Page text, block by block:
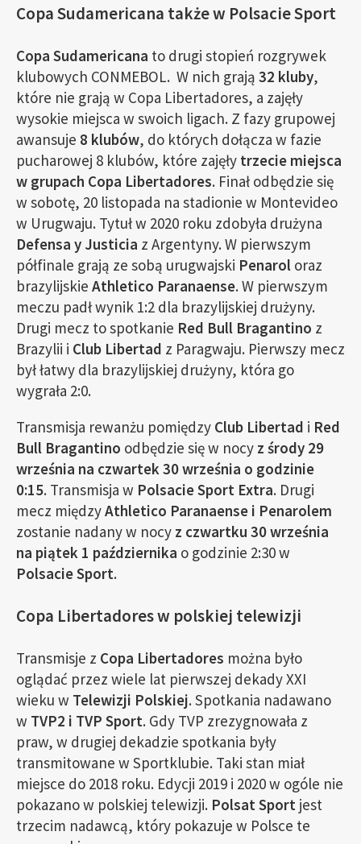
Copa Sudamericana także w Polsacie Sport
Copa Sudamericana to drugi stopień rozgrywek
klubowych CONMEBOL. W nich grają 32 kluby,
które nie grają w Copa Libertadores, a zajęły
wysokie miejsca w swoich ligach. Z fazy grupowej
awansuje 8 klubów, do których dołącza w fazie
pucharowej 8 klubów, które zajęły trzecie miejsca
w grupach Copa Libertadores. Finał odbędzie się
w sobotę, 20 listopada na stadionie w Montevideo
w Urugwaju. Tytuł w 2020 roku zdobyła drużyna
Defensa y Justicia z Argentyny. W pierwszym
półfinale grają ze sobą urugwajski Penarol oraz
brazylijskie Athletico Paranaense. W pierwszym
meczu padł wynik 1:2 dla brazylijskiej drużyny.
Drugi mecz to spotkanie Red Bull Bragantino z
Brazylii i Club Libertad z Paragwaju. Pierwszy mecz
był łatwy dla brazylijskiej drużyny, która go
wygrała 2:0.
Transmisja rewanżu pomiędzy Club Libertad i Red
Bull Bragantino odbędzie się w nocy z środy 29
września na czwartek 30 września o godzinie
0:15. Transmisja w Polsacie Sport Extra. Drugi
mecz międzyAthletico Paranaense i Penarolem
zostanie nadany w nocy z czwartku 30 września
na piątek 1 października o godzinie 2:30 w
Polsacie Sport.
Copa Libertadores w polskiej telewizji
Transmisje z Copa Libertadores można było
oglądać przez wiele lat pierwszej dekady XXI
wieku w Telewizji Polskiej. Spotkania nadawano
w TVP2 i TVP Sport. Gdy TVP zrezygnowała z
praw, w drugiej dekadzie spotkania były
transmitowane w Sportklubie. Taki stan miał
miejsce do 2018 roku. Edycji 2019 i 2020 w ogóle nie
pokazano w polskiej telewizji. Polsat Sport jest
trzecim nadawcą, który pokazuje w Polsce te